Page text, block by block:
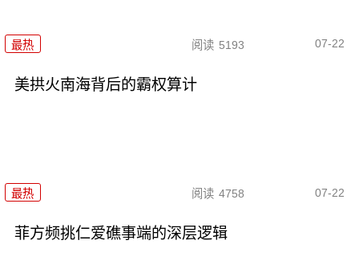
最热 阅读 5193 07-22
美拱火南海背后的霸权算计
最热 阅读 4758 07-22
菲方频挑仁爱礁事端的深层逻辑